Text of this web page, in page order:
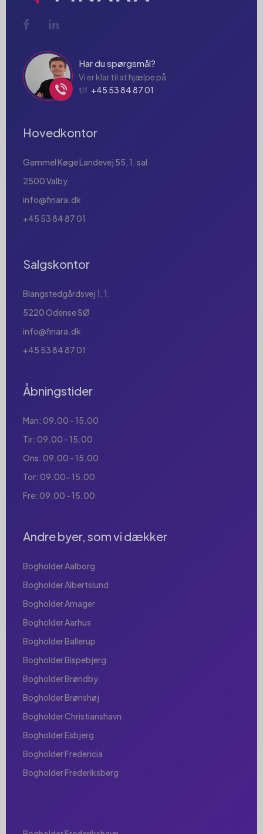
Har du spørgsmål?
Vi er klar til at hjælpe på
tlf. +45 53 84 87 01
Hovedkontor
Gammel Køge Landevej 55, 1. sal
2500 Valby
info@finara.dk
+45 53 84 87 01
Salgskontor
Blangstedgårdsvej 1, 1.
5220 Odense SØ
info@finara.dk
+45 53 84 87 01
Åbningstider
Man: 09.00 - 15.00
Tir: 09.00 - 15.00
Ons: 09.00 - 15.00
Tor: 09.00- 15.00
Fre: 09.00 - 15.00
Andre byer, som vi dækker
Bogholder Aalborg
Bogholder Albertslund
Bogholder Amager
Bogholder Aarhus
Bogholder Ballerup
Bogholder Bispebjerg
Bogholder Brøndby
Bogholder Brønshøj
Bogholder Christianshavn
Bogholder Esbjerg
Bogholder Fredericia
Bogholder Frederiksberg